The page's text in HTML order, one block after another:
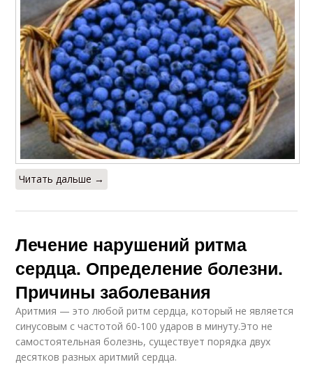
Читать дальше →
Лечение нарушений ритма
сердца. Определение болезни.
Причины заболевания
Аритмия — это любой ритм сердца, который не является
синусовым с частотой 60-100 ударов в минуту.Это не
самостоятельная болезнь, существует порядка двух
десятков разных аритмий сердца.